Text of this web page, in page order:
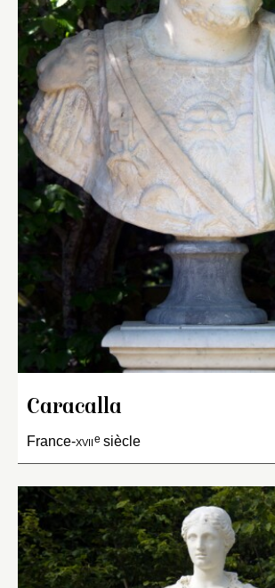
Caracalla
France-xviie siècle